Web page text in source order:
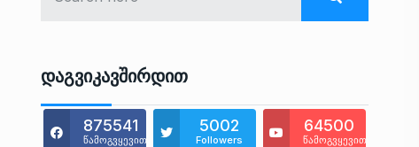
Დაგვიკავშირდით
875541
წამოგვყევით
5002
Followers
64500
წამოგვყევით